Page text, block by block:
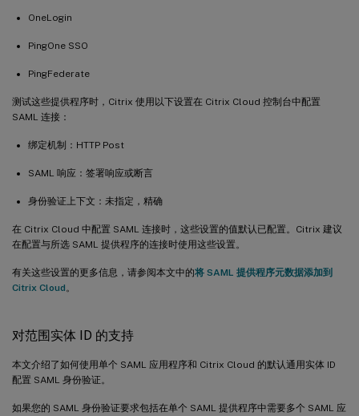
OneLogin
PingOne SSO
PingFederate
测试这些提供程序时，Citrix 使用以下设置在 Citrix Cloud 控制台中配置
SAML 连接：
绑定机制：HTTP Post
SAML 响应：签署响应或断言
身份验证上下文：未指定，精确
在 Citrix Cloud 中配置 SAML 连接时，这些设置的值默认已配置。Citrix 建议
在配置与所选 SAML 提供程序的连接时使用这些设置。
有关这些设置的更多信息，请参阅本文中的将 SAML 提供程序元数据添加到
Citrix Cloud 。
对范围实体 ID 的支持
本文介绍了如何使用单个 SAML 应用程序和 Citrix Cloud 的默认通用实体 ID
配置 SAML 身份验证。
如果您的 SAML 身份验证要求包括在单个 SAML 提供程序中需要多个 SAML 应